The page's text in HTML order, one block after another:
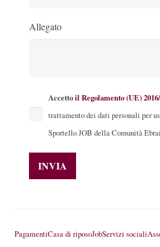
Allegato
Accettoil Regolamento (UE)
trattamento dei dati personali per
Sportello JOB della Comunità
PagamentiCasa di riposoJobServizi sociali